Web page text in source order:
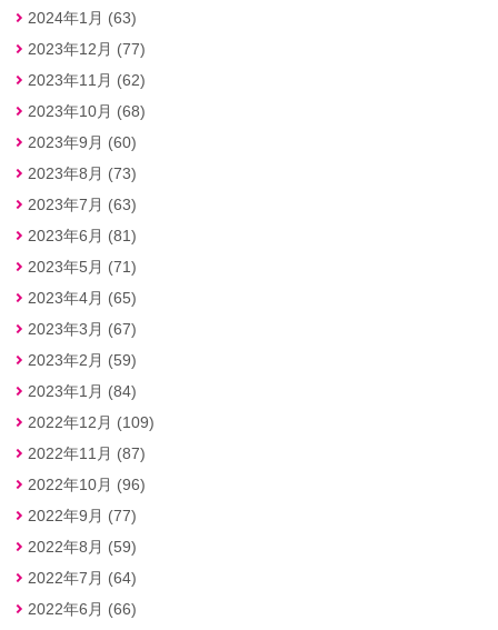
2024年1月 (63)
2023年12月 (77)
2023年11月 (62)
2023年10月 (68)
2023年9月 (60)
2023年8月 (73)
2023年7月 (63)
2023年6月 (81)
2023年5月 (71)
2023年4月 (65)
2023年3月 (67)
2023年2月 (59)
2023年1月 (84)
2022年12月 (109)
2022年11月 (87)
2022年10月 (96)
2022年9月 (77)
2022年8月 (59)
2022年7月 (64)
2022年6月 (66)